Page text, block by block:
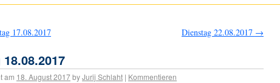
17.08.2017 Dienstag 22.08.2017 →
am 18. August 2017byJurij Schlaht | Kommentieren